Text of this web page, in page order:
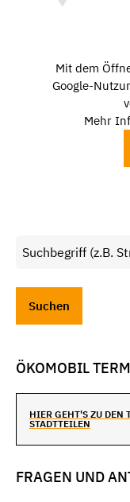
Mit dem
Google-
Mehr
ÖKOMOBIL
HIER GEHT'S ZU DEN
STADTTEILEN
FRAGEN UND